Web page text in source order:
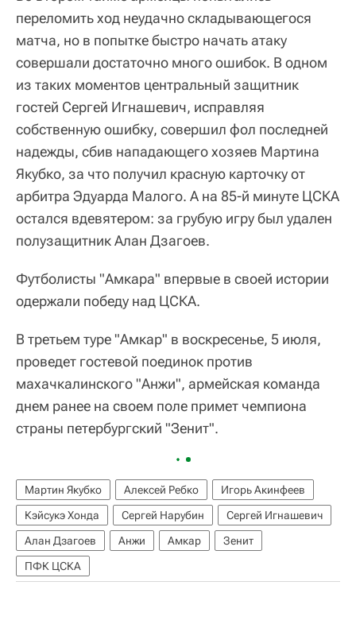
переломить ход неудачно складывающегося
матча, но в попытке быстро начать атаку
совершали достаточно много ошибок. В одном
из таких моментов центральный защитник
гостей Сергей Игнашевич, исправляя
собственную ошибку, совершил фол последней
надежды, сбив нападающего хозяев Мартина
Якубко, за что получил красную карточку от
арбитра Эдуарда Малого. А на 85-й минуте ЦСКА
остался вдевятером: за грубую игру был удален
полузащитник Алан Дзагоев.
Футболисты "Амкара" впервые в своей истории
одержали победу над ЦСКА.
В третьем туре "Амкар" в воскресенье, 5 июля,
проведет гостевой поединок против
махачкалинского "Анжи", армейская команда
днем ранее на своем поле примет чемпиона
страны петербургский "Зенит".
Мартин Якубко Алексей Ребко
Игорь Акинфеев
Кэйсукэ Хонда
Сергей Нарубин
Сергей Игнашевич
Алан Дзагоев
Анжи Амкар
Зенит
ПФК ЦСКА